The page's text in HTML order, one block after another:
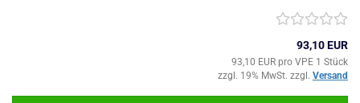
93,10 EUR
93,10 EUR pro VPE 1 Stück
zzgl. 19% MwSt. zzgl. Versand